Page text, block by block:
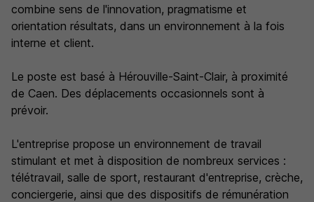
combine sens de l'innovation, pragmatisme et
orientation résultats, dans un environnement à la fois
interne et client.
Le poste est basé à Hérouville-Saint-Clair, à proximité
de Caen. Des déplacements occasionnels sont à
prévoir.
L'entreprise propose un environnement de travail
stimulant et met à disposition de nombreux services :
télétravail, salle de sport, restaurant d'entreprise, crèche,
conciergerie, ainsi que des dispositifs de rémunération